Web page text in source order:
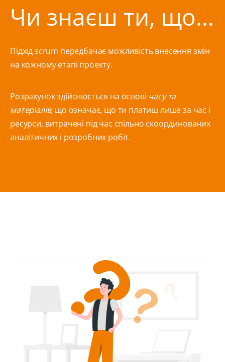
Чи знаєш ти, що…
Підхід scrum передбачає можливість внесення змін
на кожному етапі проекту.
Розрахунок здійснюється на основі часу та
матеріалів, що означає, що ти платиш лише за час і
ресурси, витрачені під час спільно скоординованих
аналітичних і розробних робіт.